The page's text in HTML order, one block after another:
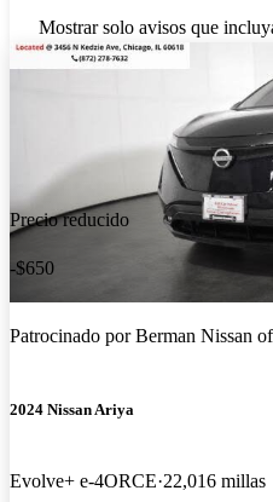
Mostrar solo avisos que
Precio reducido
-$650
Patrocinado porBerman Nissan
2024 Nissan Ariya
Evolve+ e-4ORCE 22,016 millas